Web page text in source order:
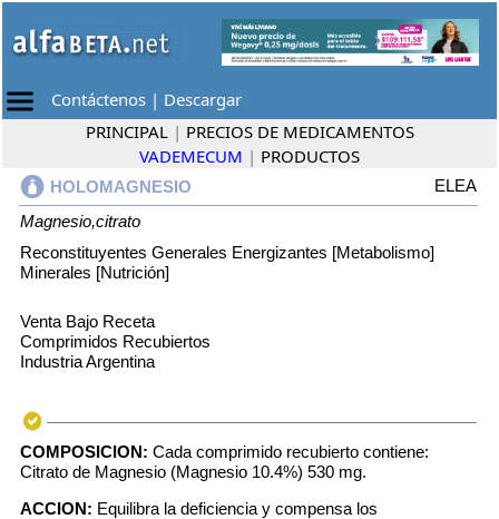
Contáctenos | Descargar
PRINCIPAL | PRECIOS DE MEDICAMENTOS
VADEMECUM | PRODUCTOS
HOLOMAGNESIO
ELEA
Magnesio,citrato
Reconstituyentes Generales Energizantes [Metabolismo]
Minerales [Nutrición]
Venta Bajo Receta
Comprimidos Recubiertos
Industria Argentina
COMPOSICION: Cada comprimido recubierto contiene:
Citrato de Magnesio (Magnesio 10.4%) 530 mg.
ACCION: Equilibra la deficiencia y compensa los